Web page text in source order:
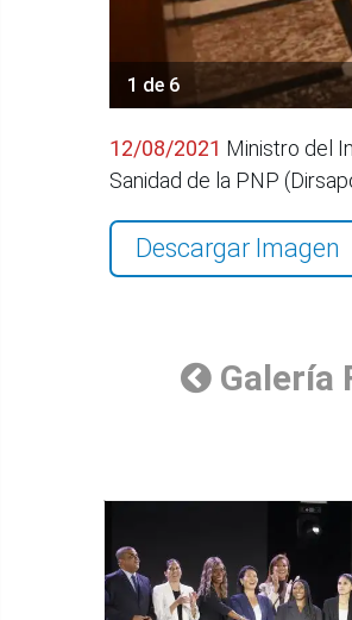
1 de 6
12/08/2021 Ministro del
Sanidad de la PNP
Descargar Imagen
Galería